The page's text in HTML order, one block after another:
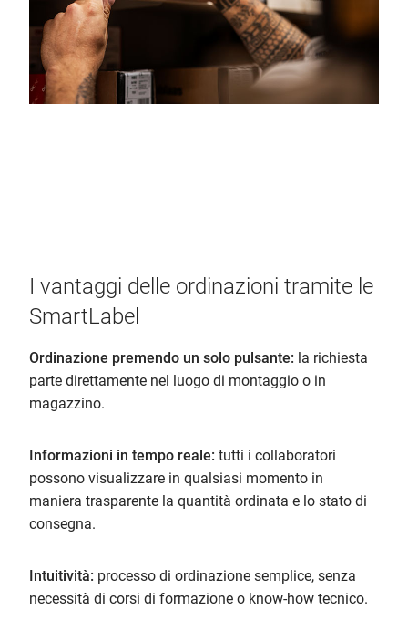
I vantaggi delle ordinazioni tramite le
SmartLabel
Ordinazione premendo un solo pulsante: la richiesta
parte direttamente nel luogo di montaggio o in
magazzino.
Informazioni in tempo reale: tutti i collaboratori
possono visualizzare in qualsiasi momento in
maniera trasparente la quantità ordinata e lo stato di
consegna.
Intuitività: processo di ordinazione semplice, senza
necessità di corsi di formazione o know-how tecnico.